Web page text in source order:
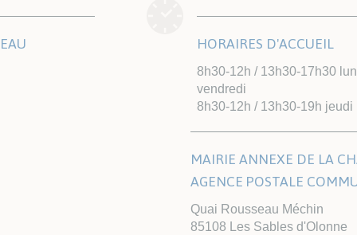
HORAIRES D'ACCUEIL
8h30-12h / 13h30-17h30
vendredi
8h30-12h / 13h30-19h jeudi
MAIRIE ANNEXE DE LA
AGENCE POSTALE
Quai Rousseau Méchin
85108 Les Sables d'Olonne